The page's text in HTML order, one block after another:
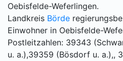
Oebisfelde-Weferlingen.
Landkreis Börde
Einwohner in Oebisfelde-
Postleitzahlen: 39343
u. a.),39359 (Bösdorf u. a.),,